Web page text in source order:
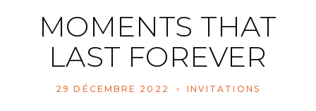
MOMENTS THAT
LAST FOREVER
29 DÉCEMBRE 2022 INVITATIONS